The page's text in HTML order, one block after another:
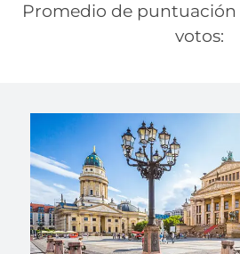
Promedio de puntuación
votos: